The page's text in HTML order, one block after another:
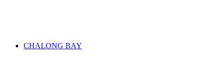
CHALONG BAY